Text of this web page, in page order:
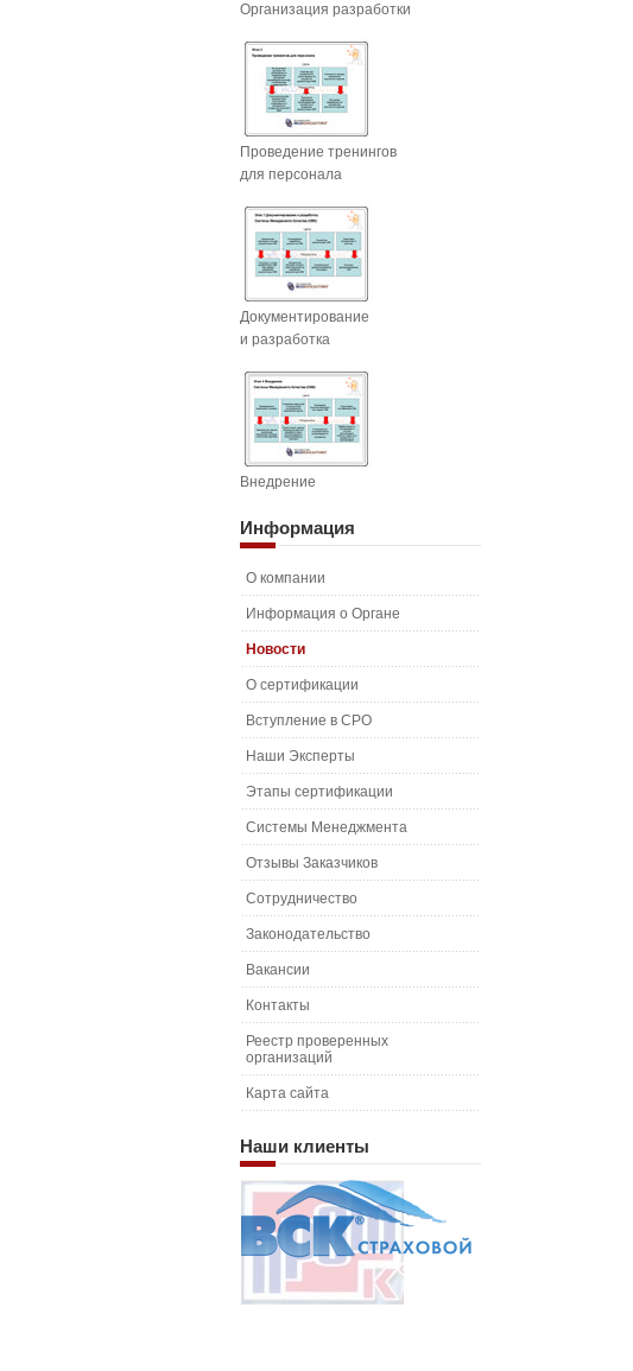
Организация разработки
Проведение тренингов
для персонала
Документирование
и разработка
Внедрение
Информация
О компании
Информация о Органе
Новости
О сертификации
Вступление в СРО
Наши Эксперты
Этапы сертификации
Системы Менеджмента
Отзывы Заказчиков
Сотрудничество
Законодательство
Вакансии
Контакты
Реестр проверенных
организаций
Карта сайта
Наши клиенты